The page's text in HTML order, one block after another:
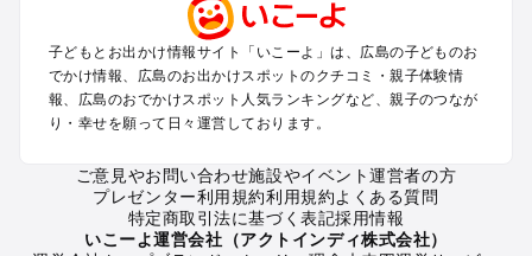
三次・庄原・三段峡・世羅・芸北のプールお出かけ
広島の定番お出かけスポット
広島の遊園地
広島の動物園
広島の釣り
広島の牧場
広島のプール
子どもとお出かけ情報サイト「いこーよ」は、広島の子どものお
でかけ情報、広島のお出かけスポットのクチコミ・親子体験情
報、広島のおでかけスポット人気ランキングなど、親子のつなが
り・幸せを願って日々運営しております。
ご意見やお問い合わせ施設やイベント運営者の方
プレゼンター利用規約利用規約よくある質問
特定商取引法に基づく表記採用情報
いこーよ運営会社（アクトインディ株式会社）